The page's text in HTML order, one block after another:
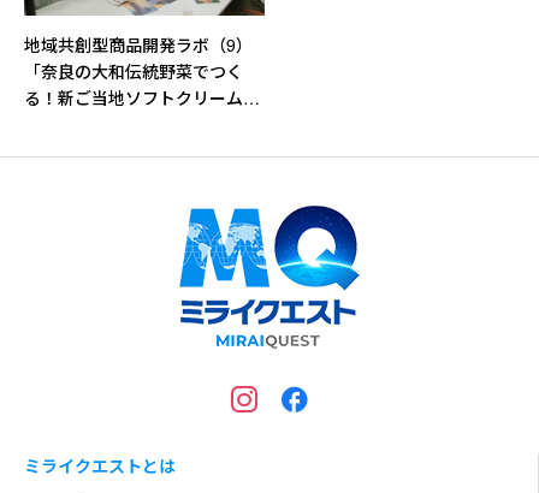
地域共創型商品開発ラボ（9）
「奈良の大和伝統野菜でつく
る！新ご当地ソフトクリームプ
ミライクエストとは